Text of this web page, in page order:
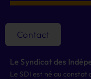
Contact
Le Syndicat des
Le SDI est né au constat